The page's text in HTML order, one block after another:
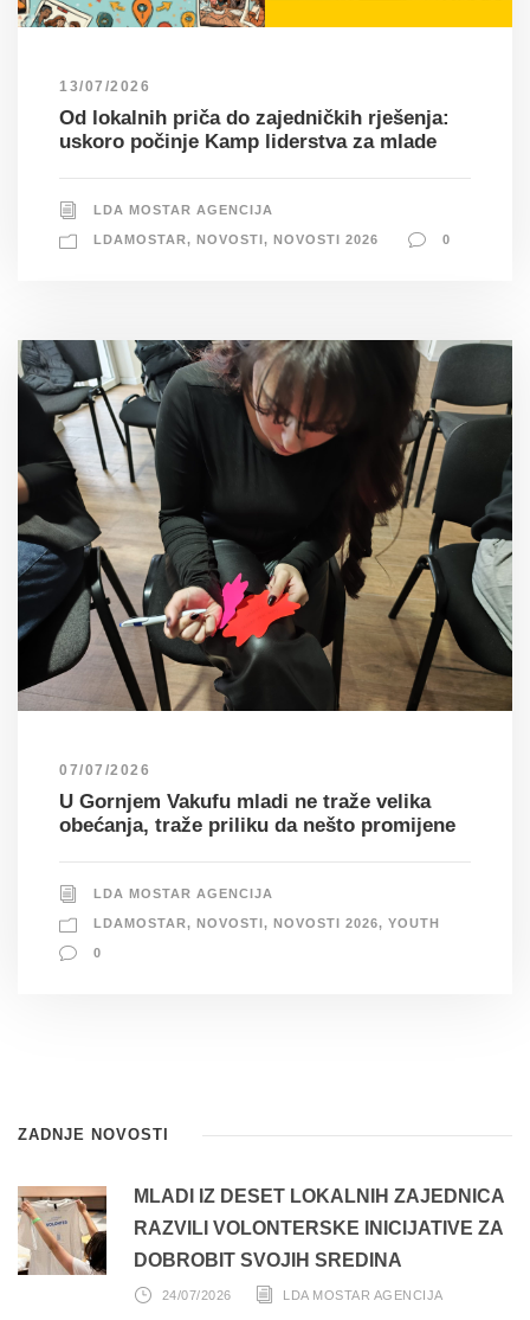
13/07/2026
Od lokalnih priča do zajedničkih rješenja:
uskoro počinje Kamp liderstva za mlade
LDA MOSTAR AGENCIJA
LDAMOSTAR, NOVOSTI, NOVOSTI 2026 0
07/07/2026
U Gornjem Vakufu mladi ne traže velika
obećanja, traže priliku da nešto promijene
LDA MOSTAR AGENCIJA
LDAMOSTAR, NOVOSTI , NOVOSTI 2026, YOUTH
0
ZADNJE NOVOSTI
MLADI IZ DESET LOKALNIH ZAJEDNICA
RAZVILI VOLONTERSKE INICIJATIVE ZA
DOBROBIT SVOJIH SREDINA
24/07/2026 LDA MOSTAR AGENCIJA